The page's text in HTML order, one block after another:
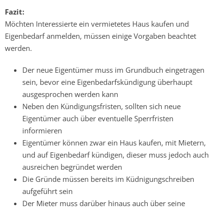
Fazit:
Möchten Interessierte ein vermietetes Haus kaufen und
Eigenbedarf anmelden, müssen einige Vorgaben beachtet
werden.
Der neue Eigentümer muss im Grundbuch eingetragen
sein, bevor eine Eigenbedarfskündigung überhaupt
ausgesprochen werden kann
Neben den Kündigungsfristen, sollten sich neue
Eigentümer auch über eventuelle Sperrfristen
informieren
Eigentümer können zwar ein Haus kaufen, mit Mietern,
und auf Eigenbedarf kündigen, dieser muss jedoch auch
ausreichen begründet werden
Die Gründe müssen bereits im Küdnigungschreiben
aufgeführt sein
Der Mieter muss darüber hinaus auch über seine